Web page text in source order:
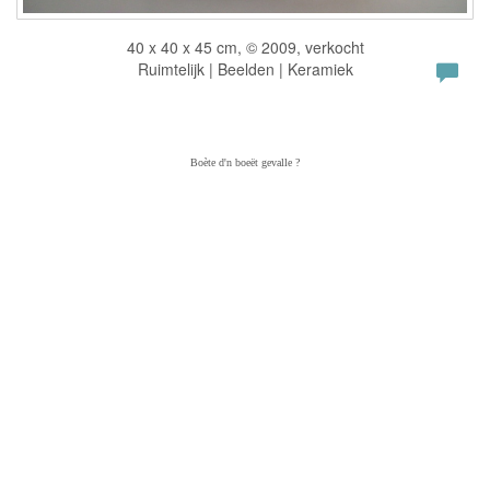
40 x 40 x 45 cm, © 2009, verkocht
Ruimtelijk | Beelden | Keramiek
Boète d'n boeët gevalle ?